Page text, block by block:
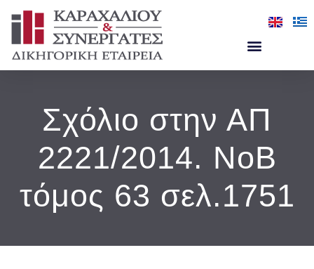
Σχόλιο στην ΑΠ
2221/2014. ΝοΒ
τόμος 63 σελ.1751